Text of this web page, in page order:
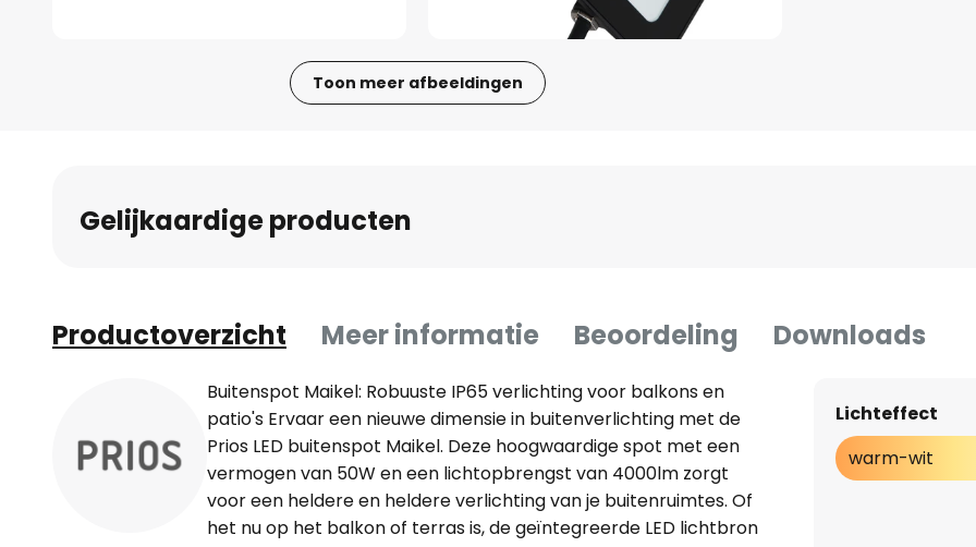
Toon meer afbeeldingen
vanGelijkaardige producten
Productoverzicht Meer informatie Beoordeling Downloads
Buitenspot Maikel: Robuuste IP65 verlichting voor balkons en
patio's Ervaar een nieuwe dimensie in buitenverlichting met de
Prios LED buitenspot Maikel. Deze hoogwaardige spot met een
vermogen van 50W en een lichtopbrengst van 4000lm zorgt
voor een heldere en heldere verlichting van je buitenruimtes. Of
het nu op het balkon of terras is, de geïntegreerde LED lichtbron
Lichteffect
warm-wit